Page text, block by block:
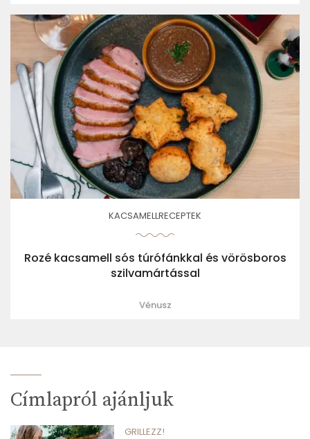
KACSAMELLRECEPTEK
Rozé kacsamell sós túrófánkkal és vörösboros
szilvamártással
Vénusz
Címlapról ajánljuk
GRILLEZZ!